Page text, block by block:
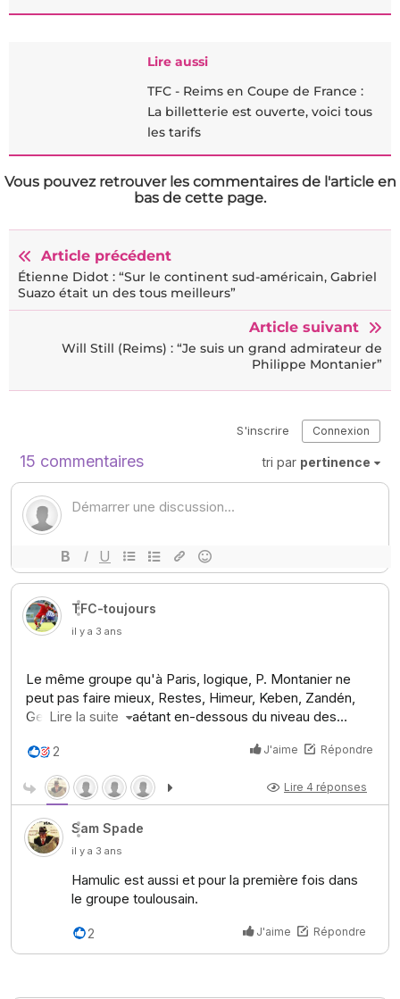
Lire aussi
TFC - Reims en Coupe de France :
La billetterie est ouverte, voici tous
les tarifs
Vous pouvez retrouver les commentaires de l'article en
bas de cette page.
Article précédent
Étienne Didot : “Sur le continent sud-américain, Gabriel
Suazo était un des tous meilleurs”
Article suivant
Will Still (Reims) : “Je suis un grand admirateur de
Philippe Montanier”